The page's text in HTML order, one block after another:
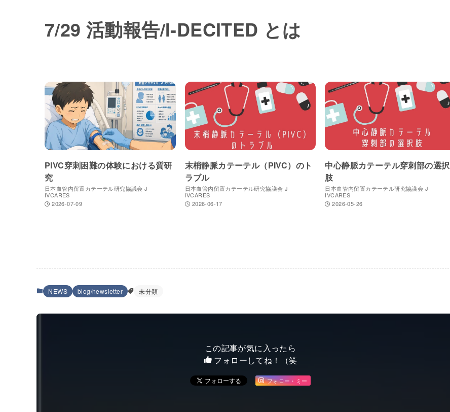
7/29 活動報告/I-DECITED とは
PIVC穿刺困難の体験における質研
究
日本血管内留置カテーテル研究協議会 J-
IVCARES
2026-07-09
末梢静脈カテーテル（PIVC）のト
ラブル
日本血管内留置カテーテル研究協議会 J-
IVCARES
2026-06-17
中心静脈カテーテル穿刺部の選択
肢
日本血管内留置カテーテル研究協議会 J-
IVCARES
2026-05-26
NEWS blog/newsletter 未分類
この記事が気に入ったら
フォローしてね！（笑
フォロー・ミー